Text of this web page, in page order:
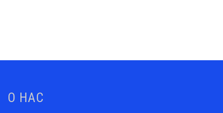
О НАС